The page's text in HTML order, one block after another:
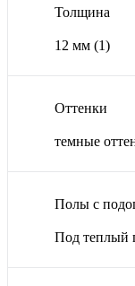
Толщина
12 мм (1)
Оттенки
темные
Полы с
Под теплый